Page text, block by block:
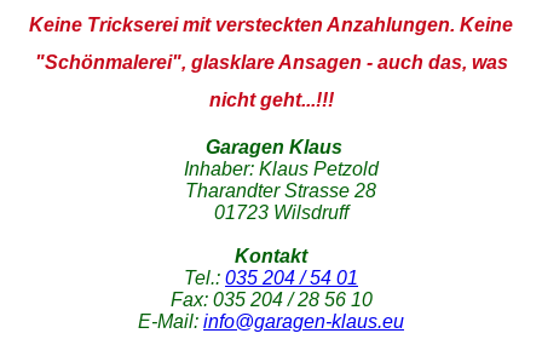
Keine Trickserei mit versteckten Anzahlungen. Keine
"Schönmalerei", glasklare Ansagen - auch das, was
nicht geht...!!!
Garagen Klaus
Inhaber: Klaus Petzold
Tharandter Strasse 28
01723 Wilsdruff
Kontakt
Tel.: 035 204 / 54 01
Fax: 035 204 / 28 56 10
E-Mail: info@garagen-klaus.eu